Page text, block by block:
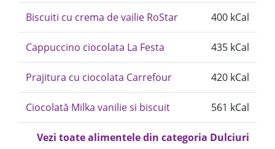
Biscuiti cu crema de vailie RoStar 400 kCal
Cappuccino ciocolata La Festa 435 kCal
Prajitura cu ciocolata Carrefour 420 kCal
Ciocolată Milka vanilie si biscuit 561 kCal
Vezi toate alimentele din categoria Dulciuri